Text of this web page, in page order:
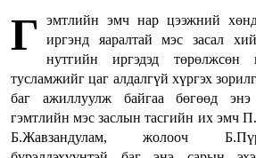
Г
эмтлийн эмч нар цээжний
иргэнд яаралтай мэс засал
нутгийн иргэдэд төрөлжсөн
тусламжийг цаг алдалгүй хүргэх
баг ажиллуулж байгаа бөгөөд энэ
гэмтлийн мэс заслын тасгийн их эмч
Б.Жавзандулам, жолооч